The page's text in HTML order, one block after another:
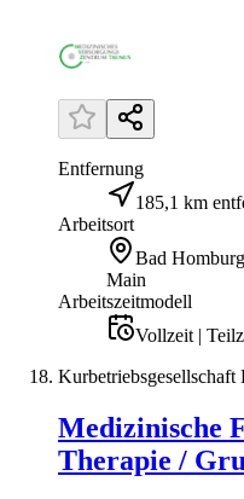
Entfernung
185,1 km
Arbeitsort
Bad
Main
Arbeitszeitmodell
Vollzeit |
Medizinische
Therapie /